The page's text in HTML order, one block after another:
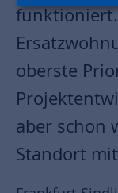
oberste
aber schon
Standort